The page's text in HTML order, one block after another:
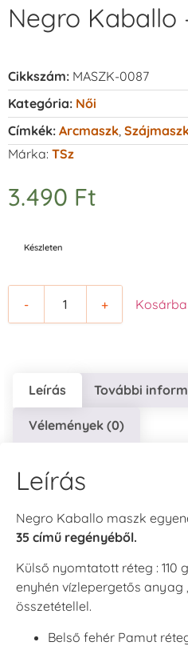
Negro Kaballo
Cikkszám: MASZK-0087
Kategória: Női
Címkék: Arcmaszk,
Márka: TSz
3.490 Ft
Készleten
- +
Leírás További
Vélemények (0)
Leírás
Negro Kaballo maszk
35 című regényéből.
Külső nyomtatott réteg : 110
enyhén vízlepergetős anyag
összetétellel.
Belső fehér Pamut